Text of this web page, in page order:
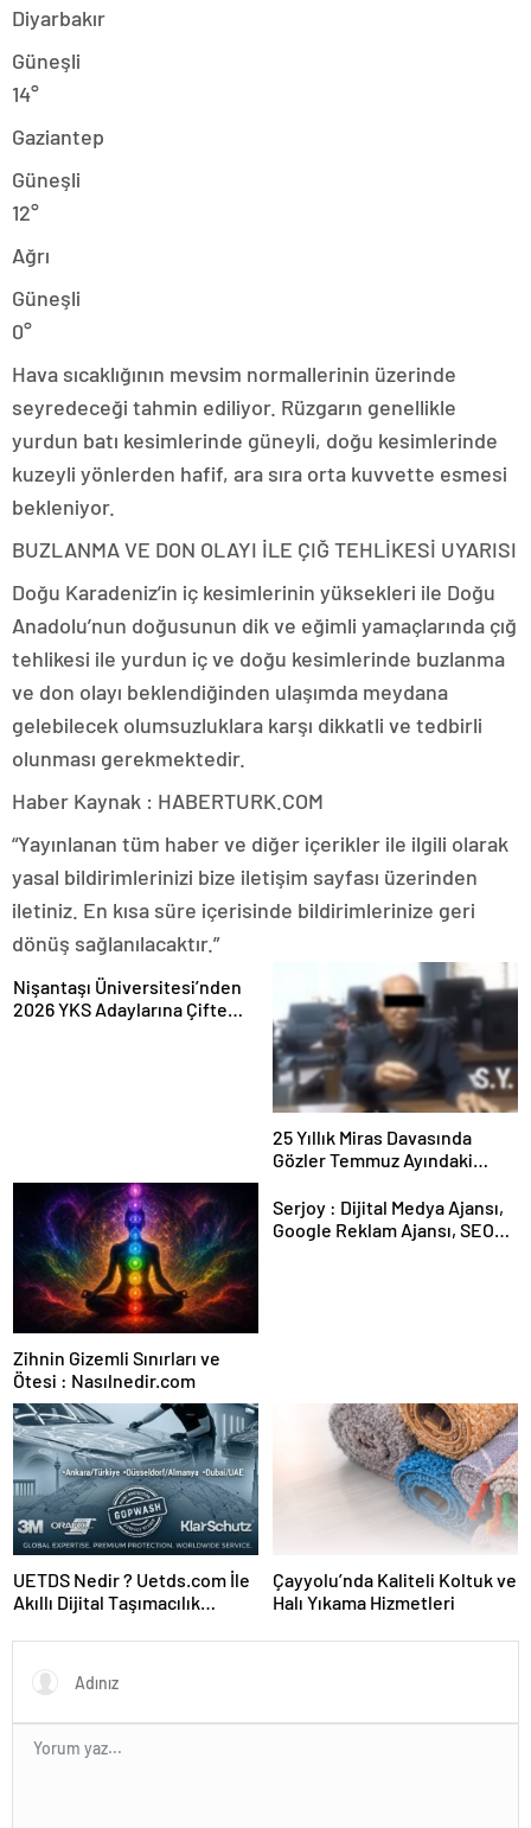
Diyarbakır
Güneşli
14°
Gaziantep
Güneşli
12°
Ağrı
Güneşli
0°
Hava sıcaklığının mevsim normallerinin üzerinde
seyredeceği tahmin ediliyor. Rüzgarın genellikle
yurdun batı kesimlerinde güneyli, doğu kesimlerinde
kuzeyli yönlerden hafif, ara sıra orta kuvvette esmesi
bekleniyor.
BUZLANMA VE DON OLAYI İLE ÇIĞ TEHLİKESİ UYARISI
Doğu Karadeniz’in iç kesimlerinin yüksekleri ile Doğu
Anadolu’nun doğusunun dik ve eğimli yamaçlarında çığ
tehlikesi ile yurdun iç ve doğu kesimlerinde buzlanma
ve don olayı beklendiğinden ulaşımda meydana
gelebilecek olumsuzluklara karşı dikkatli ve tedbirli
olunması gerekmektedir.
Haber Kaynak : HABERTURK.COM
“Yayınlanan tüm haber ve diğer içerikler ile ilgili olarak
yasal bildirimlerinizi bize iletişim sayfası üzerinden
iletiniz. En kısa süre içerisinde bildirimlerinize geri
dönüş sağlanılacaktır.”
Nişantaşı Üniversitesi’nden
2026 YKS Adaylarına Çifte
25 Yıllık Miras Davasında
Gözler Temmuz Ayındaki
Zihnin Gizemli Sınırları ve
Ötesi : Nasılnedir.com
Serjoy : Dijital Medya Ajansı,
Google Reklam Ajansı, SEO
UETDS Nedir ? Uetds.com İle
Akıllı Dijital Taşımacılık
Çayyolu’nda Kaliteli Koltuk ve
Halı Yıkama Hizmetleri